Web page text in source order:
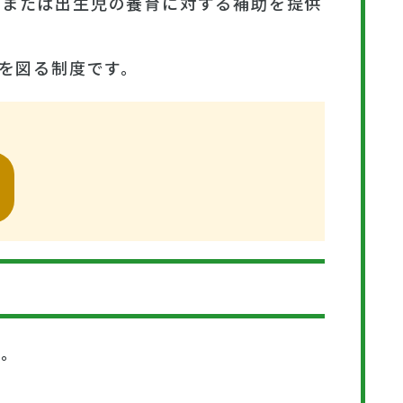
る制度です。